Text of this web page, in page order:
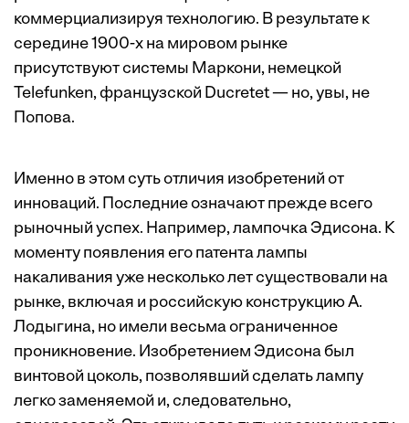
коммерциализируя технологию. В результате к
середине 1900-х на мировом рынке
присутствуют системы Маркони, немецкой
Telefunken, французской Ducretet — но, увы, не
Попова.
Именно в этом суть отличия изобретений от
инноваций. Последние означают прежде всего
рыночный успех. Например, лампочка Эдисона. К
моменту появления его патента лампы
накаливания уже несколько лет существовали на
рынке, включая и российскую конструкцию А.
Лодыгина, но имели весьма ограниченное
проникновение. Изобретением Эдисона был
винтовой цоколь, позволявший сделать лампу
легко заменяемой и, следовательно,